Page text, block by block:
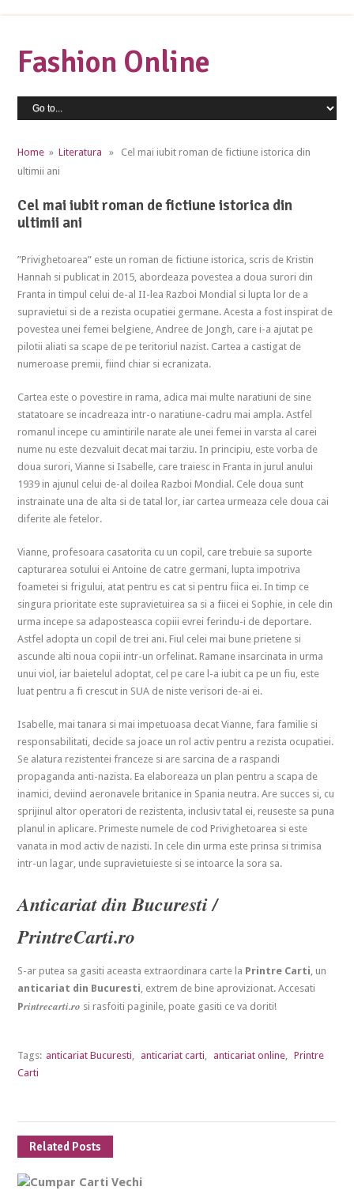
Fashion Online
Home» Literatura » Cel mai iubit roman de fictiune istorica din
ultimii ani
Cel mai iubit roman de fictiune istorica din
ultimii ani
”Privighetoarea” este un roman de fictiune istorica, scris de Kristin
Hannah si publicat in 2015, abordeaza povestea a doua surori din
Franta in timpul celui de-al II-lea Razboi Mondial si lupta lor de a
supravietui si de a rezista ocupatiei germane. Acesta a fost inspirat de
povestea unei femei belgiene, Andree de Jongh, care i-a ajutat pe
pilotii aliati sa scape de pe teritoriul nazist. Cartea a castigat de
numeroase premii, fiind chiar si ecranizata.
Cartea este o povestire in rama, adica mai multe naratiuni de sine
statatoare se incadreaza intr-o naratiune-cadru mai ampla. Astfel
romanul incepe cu amintirile narate ale unei femei in varsta al carei
nume nu este dezvaluit decat mai tarziu. In principiu, este vorba de
doua surori, Vianne si Isabelle, care traiesc in Franta in jurul anului
1939 in ajunul celui de-al doilea Razboi Mondial. Cele doua sunt
instrainate una de alta si de tatal lor, iar cartea urmeaza cele doua cai
diferite ale fetelor.
Vianne, profesoara casatorita cu un copil, care trebuie sa suporte
capturarea sotului ei Antoine de catre germani, lupta impotriva
foametei si frigului, atat pentru es cat si pentru fiica ei. In timp ce
singura prioritate este supravietuirea sa si a fiicei ei Sophie, in cele din
urma incepe sa adaposteasca copiii evrei ferindu-i de deportare.
Astfel adopta un copil de trei ani. Fiul celei mai bune prietene si
ascunde alti noua copii intr-un orfelinat. Ramane insarcinata in urma
unui viol, iar baietelul adoptat, cel pe care l-a iubit ca pe un fiu, este
luat pentru a fi crescut in SUA de niste verisori de-ai ei.
Isabelle, mai tanara si mai impetuoasa decat Vianne, fara familie si
responsabilitati, decide sa joace un rol activ pentru a rezista ocupatiei.
Se alatura rezistentei franceze si are sarcina de a raspandi
propaganda anti-nazista. Ea elaboreaza un plan pentru a scapa de
inamici, deviind aeronavele britanice in Spania neutra. Are succes si, cu
sprijinul altor operatori de rezistenta, inclusiv tatal ei, reuseste sa puna
planul in aplicare. Primeste numele de cod Privighetoarea si este
vanata in mod activ de nazisti. In cele din urma este prinsa si trimisa
intr-un lagar, unde supravietuieste si se intoarce la sora sa.
Anticariat din Bucuresti /
PrintreCarti.ro
S-ar putea sa gasiti aceasta extraordinara carte la Printre Carti, un
anticariat din Bucuresti, extrem de bine aprovizionat. Accesati
Printrecarti.ro si rasfoiti paginile, poate gasiti ce va doriti!
Tags: anticariat Bucuresti, anticariat carti, anticariat online, Printre
Carti
Related Posts